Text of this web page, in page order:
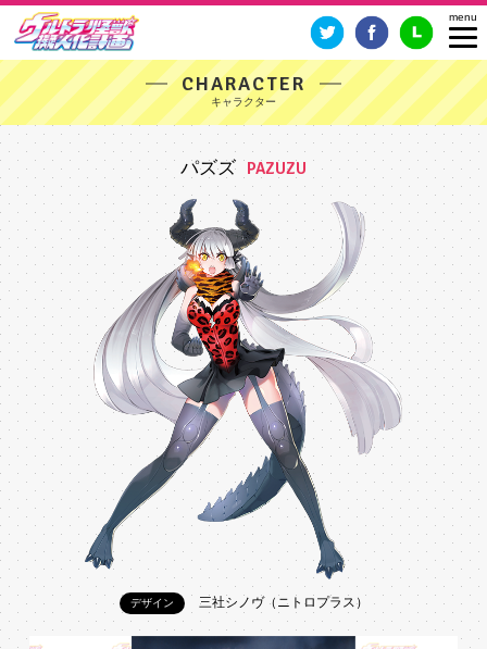
CHARACTER
パズズ PAZUZU
デザイン 三社シノヴ（ニトロプラス）